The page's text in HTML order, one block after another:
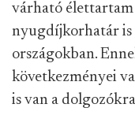
várható élettartam
nyugdíjkorhatár
országokban.
következményei
is van a